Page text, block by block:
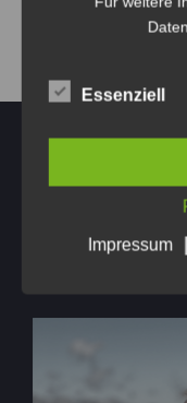
Bestellungen,
Essenziell
Impressum |